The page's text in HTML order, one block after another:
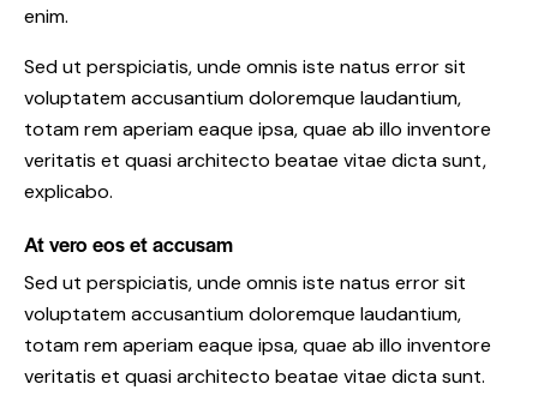
enim.
Sed ut perspiciatis, unde omnis iste natus error sit
voluptatem accusantium doloremque laudantium,
totam rem aperiam eaque ipsa, quae ab illo inventore
veritatis et quasi architecto beatae vitae dicta sunt,
explicabo.
At vero eos et accusam
Sed ut perspiciatis, unde omnis iste natus error sit
voluptatem accusantium doloremque laudantium,
totam rem aperiam eaque ipsa, quae ab illo inventore
veritatis et quasi architecto beatae vitae dicta sunt.